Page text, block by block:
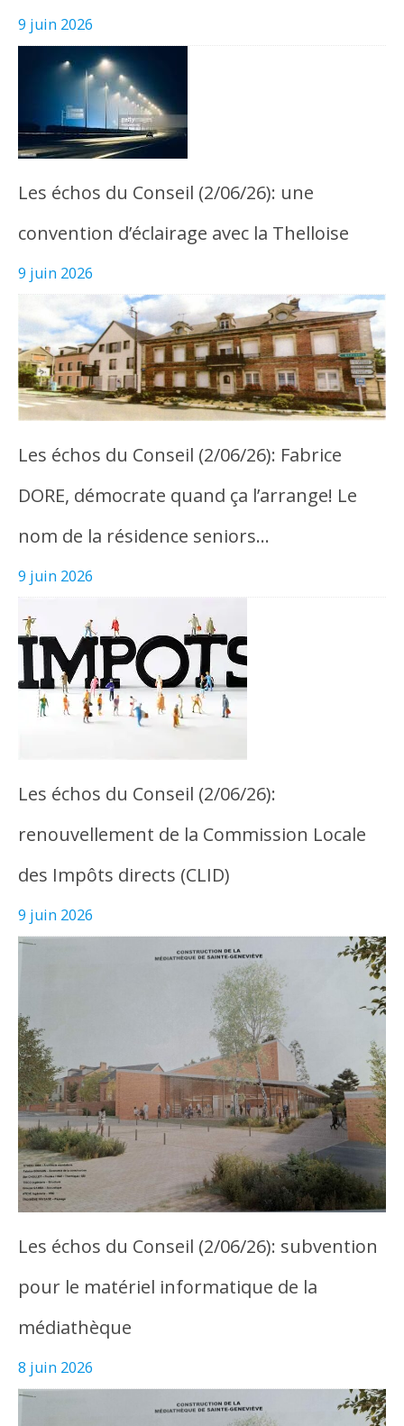
9 juin 2026
Les échos du Conseil (2/06/26): une
convention d’éclairage avec la Thelloise
9 juin 2026
Les échos du Conseil (2/06/26): Fabrice
DORE, démocrate quand ça l’arrange! Le
nom de la résidence seniors…
9 juin 2026
Les échos du Conseil (2/06/26):
renouvellement de la Commission Locale
des Impôts directs (CLID)
9 juin 2026
Les échos du Conseil (2/06/26): subvention
pour le matériel informatique de la
médiathèque
8 juin 2026